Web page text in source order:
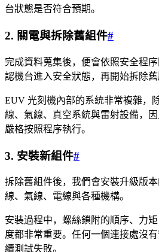
台狀態是否符合預期。
2. 關電與拆除舊組件#
完成資料蒐集後，便會依照安全程
認機台進入安全狀態，再開始拆除舊
EUV 光刻機內部的系統非常複雜，
線、氣線、真空系統與雷射設備，
嚴格按照程序執行。
3. 安裝新組件#
拆除舊組件後，我們會安裝升級版
線、氣線、電線與各種機構。
安裝過程中，螺絲鎖附的順序、力
度都非常重要。任何一個連接處沒
續測試失敗。